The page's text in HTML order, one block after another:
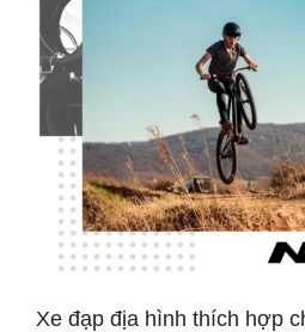
Xe đạp địa hình thích hợp